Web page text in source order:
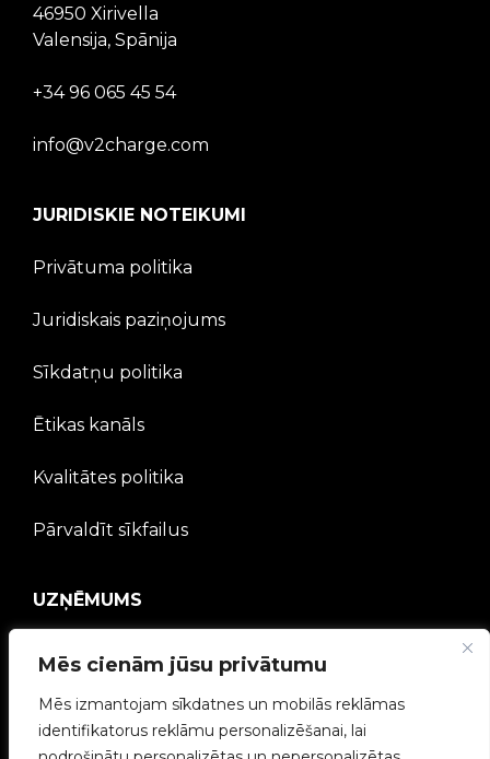
Mēs cienām jūsu privātumu
Mēs izmantojam sīkdatnes un mobilās reklāmas
identifikatorus reklāmu personalizēšanai, lai
46950 Xirivella
Valensija, Spānija
+34 96 065 45 54
info@v2charge.com
JURIDISKIE NOTEIKUMI
Privātuma politika
Juridiskais paziņojums
Sīkdatņu politika
Ētikas kanāls
Kvalitātes politika
Pārvaldīt sīkfailus
UZŅĒMUMS
V2C kopiena
Strādā ar mums